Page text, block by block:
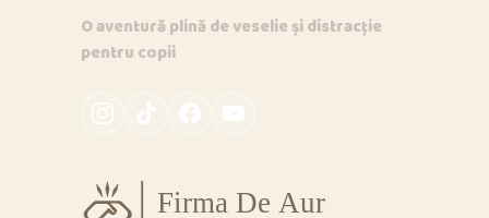
O aventură plină de veselie și distracție
pentru copii